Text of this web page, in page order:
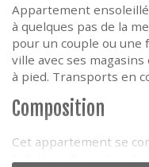
Appartement
à quelques pas de la
pour un couple ou une
ville avec ses
à pied. Transports en
Composition
Cet appartement se